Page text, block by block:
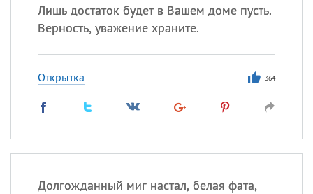
Лишь достаток будет в Вашем доме пусть.
Верность, уважение храните.
Открытка 364
Долгожданный миг настал, белая фата,